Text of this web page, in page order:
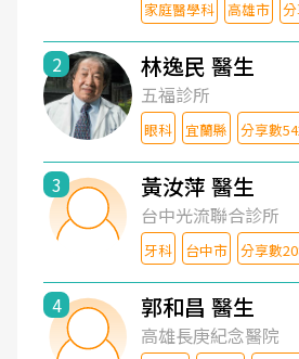
家庭醫學科 高雄市
2 林逸民 醫生
五福診所
眼科 宜蘭縣 分享數
3 黃汝萍 醫生
台中光流聯合診所
牙科 台中市 分享數
4 郭和昌 醫生
高雄長庚紀念醫院